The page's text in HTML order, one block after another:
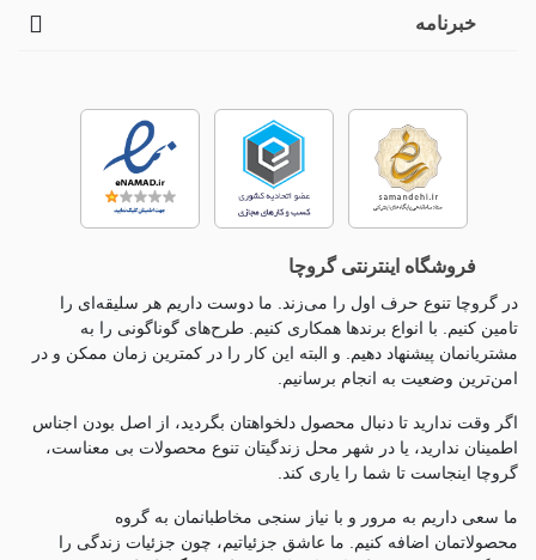
خبرنامه
فروشگاه اینترنتی گروچا
در گروچا تنوع حرف اول را می‌زند. ما دوست داریم هر سلیقه‌ای را
تامین کنیم. با انواع برندها همکاری کنیم. طرح‌های گوناگونی را به
مشتریانمان پیشنهاد دهیم. و البته این کار را در کمترین زمان ممکن و در
امن‌ترین وضعیت به انجام برسانیم.
اگر وقت ندارید تا دنبال محصول دلخواهتان بگردید، از اصل بودن اجناس
اطمینان ندارید، یا در شهر محل زندگیتان تنوع محصولات بی معناست،
گروچا اینجاست تا شما را یاری کند.
ما سعی داریم به مرور و با نیاز سنجی مخاطبانمان به گروه
محصولاتمان اضافه کنیم. ما عاشق جزئياتیم، چون جزئيات زندگی را